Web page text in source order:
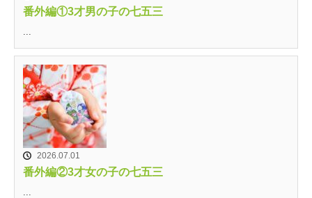
番外編①3才男の子の七五三
2026.07.01
番外編②3才女の子の七五三